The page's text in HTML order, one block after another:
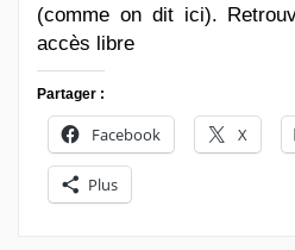
(comme on dit ici).
accès libre
Partager :
Facebook X
Plus